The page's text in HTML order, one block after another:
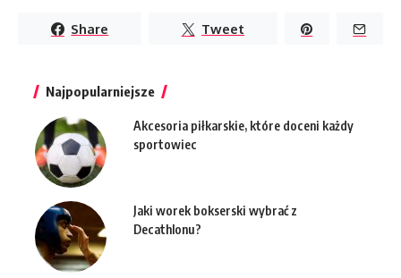
Share Tweet
Najpopularniejsze
Akcesoria piłkarskie, które doceni każdy
sportowiec
Jaki worek bokserski wybrać z
Decathlonu?